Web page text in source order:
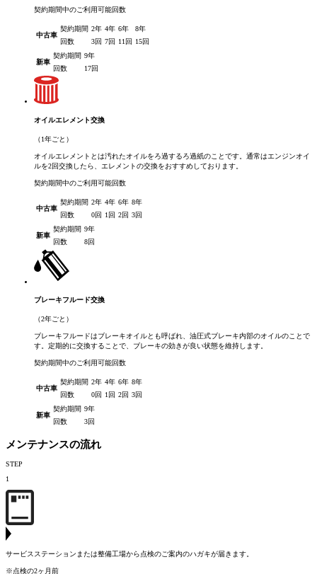
契約期間中のご利用可能回数
中古車
契約期間 2年 4年 6年
8年
回数
3回 7回 11回 15回
新車
契約期間 9年
回数
17回
オイルエレメント交換
（1年ごと）
オイルエレメントとは汚れたオイルをろ過するろ過紙のことです。通常はエンジンオイ
ルを2回交換したら、エレメントの交換をおすすめしております。
契約期間中のご利用可能回数
中古車
契約期間 2年 4年 6年 8年
回数
0回 1回 2回 3回
新車
契約期間 9年
回数
8回
ブレーキフルード交換
（2年ごと）
ブレーキフルードはブレーキオイルとも呼ばれ、油圧式ブレーキ内部のオイルのことで
す。定期的に交換することで、ブレーキの効きが良い状態を維持します。
契約期間中のご利用可能回数
中古車
契約期間 2年 4年 6年 8年
回数
0回 1回 2回 3回
新車
契約期間 9年
回数
3回
メンテナンスの流れ
STEP
1
サービスステーションまたは整備工場から点検のご案内のハガキが届きます。
※点検の2ヶ月前